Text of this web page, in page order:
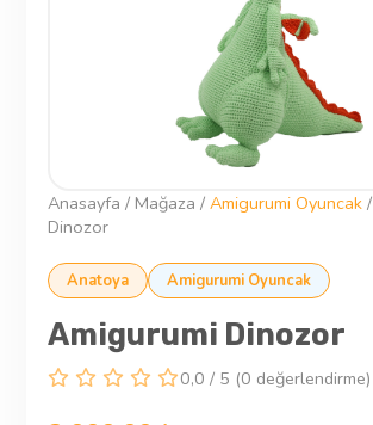
Anasayfa / Mağaza /Amigurumi Oyuncak
Dinozor
Anatoya Amigurumi Oyuncak
Amigurumi Dinozor
0,0 / 5 (0 değerlendirme)